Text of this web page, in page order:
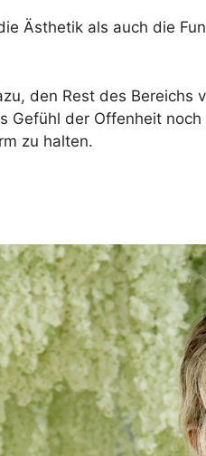
Ästhetik als auch die
den Rest des
Gefühl der Offenheit
zu halten.